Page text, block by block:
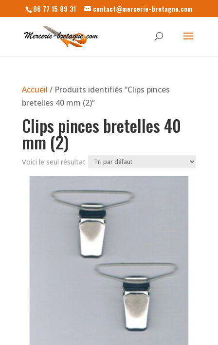
06 77 15 89 31 contact@mercerie-bretagne.com
Accueil / Produits identifiés “Clips pinces
bretelles 40 mm (2)”
Clips pinces bretelles 40
mm (2)
Voici le seul résultat